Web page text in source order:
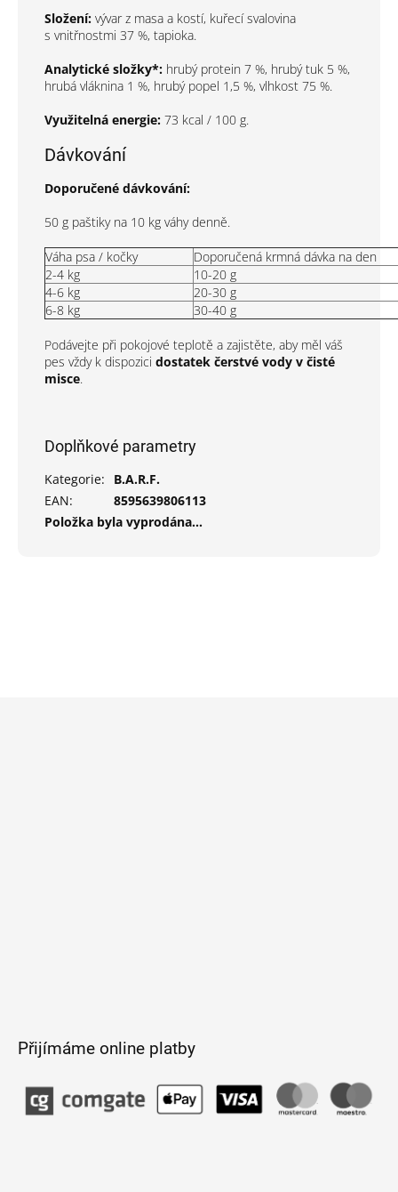
Složení: vývar z masa a kostí, kuřecí svalovina
s vnitřnostmi 37 %, tapioka.
Analytické složky*: hrubý protein 7 %, hrubý tuk 5 %,
hrubá vláknina 1 %, hrubý popel 1,5 %, vlhkost 75 %.
Využitelná energie: 73 kcal / 100 g.
Dávkování
Doporučené dávkování:
50 g paštiky na 10 kg váhy denně.
Váha psa / kočky
Doporučená krmná dávka na den
2-4 kg
10-20 g
4-6 kg
20-30 g
6-8 kg
30-40 g
Podávejte při pokojové teplotě a zajistěte, aby měl váš
pes vždy k dispozici dostatek čerstvé vody v čisté
misce.
Doplňkové parametry
Kategorie:
B.A.R.F.
EAN:
8595639806113
Položka byla vyprodána…
Přijímáme online platby